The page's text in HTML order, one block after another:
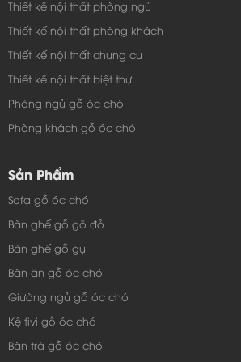
Thiết kế nội thất phòng ngủ
Thiết kế nội thất phòng khách
Thiết kế nội thất chung cư
Thiết kế nội thất biệt thự
Phòng ngủ gỗ óc chó
Phòng khách gỗ óc chó
Sản Phẩm
Sofa gỗ óc chó
Bàn ghế gỗ gõ đỏ
Bàn ghế gỗ gụ
Bàn ăn gỗ óc chó
Giường ngủ gỗ óc chó
Kệ tivi gỗ óc chó
Bàn trà gỗ óc chó